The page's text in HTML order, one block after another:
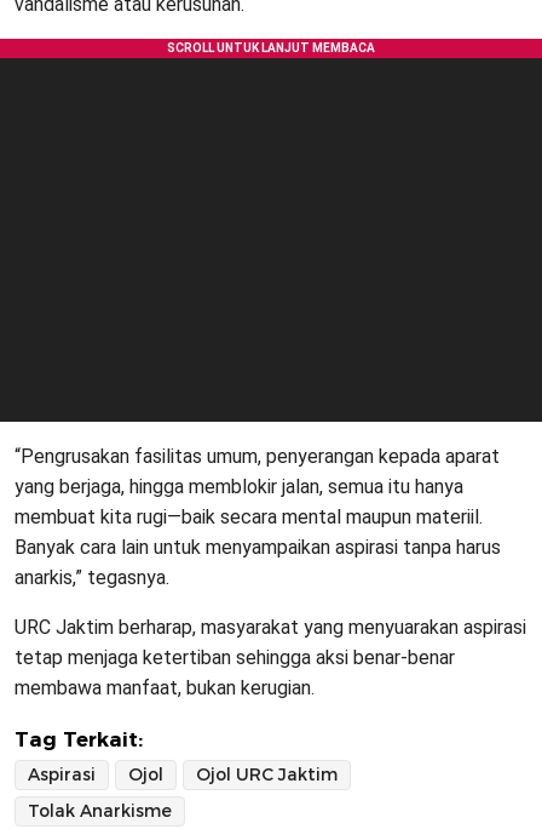
“Pengrusakan fasilitas umum, penyerangan kepada aparat
yang berjaga, hingga memblokir jalan, semua itu hanya
membuat kita rugi—baik secara mental maupun materiil.
Banyak cara lain untuk menyampaikan aspirasi tanpa harus
anarkis,” tegasnya.
URC Jaktim berharap, masyarakat yang menyuarakan aspirasi
tetap menjaga ketertiban sehingga aksi benar-benar
membawa manfaat, bukan kerugian.
Tag Terkait:
Aspirasi Ojol
Ojol URC Jaktim
Tolak Anarkisme